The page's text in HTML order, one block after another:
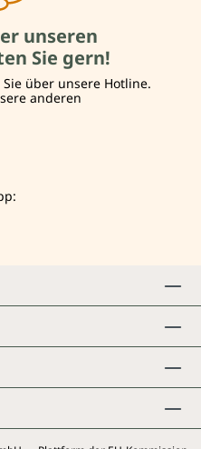
unseren
Sie gern!
über unsere Hotline.
anderen